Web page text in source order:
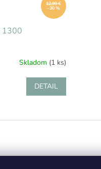
12,99 €
–30 %
1300
Skladom (1 ks)
DETAIL